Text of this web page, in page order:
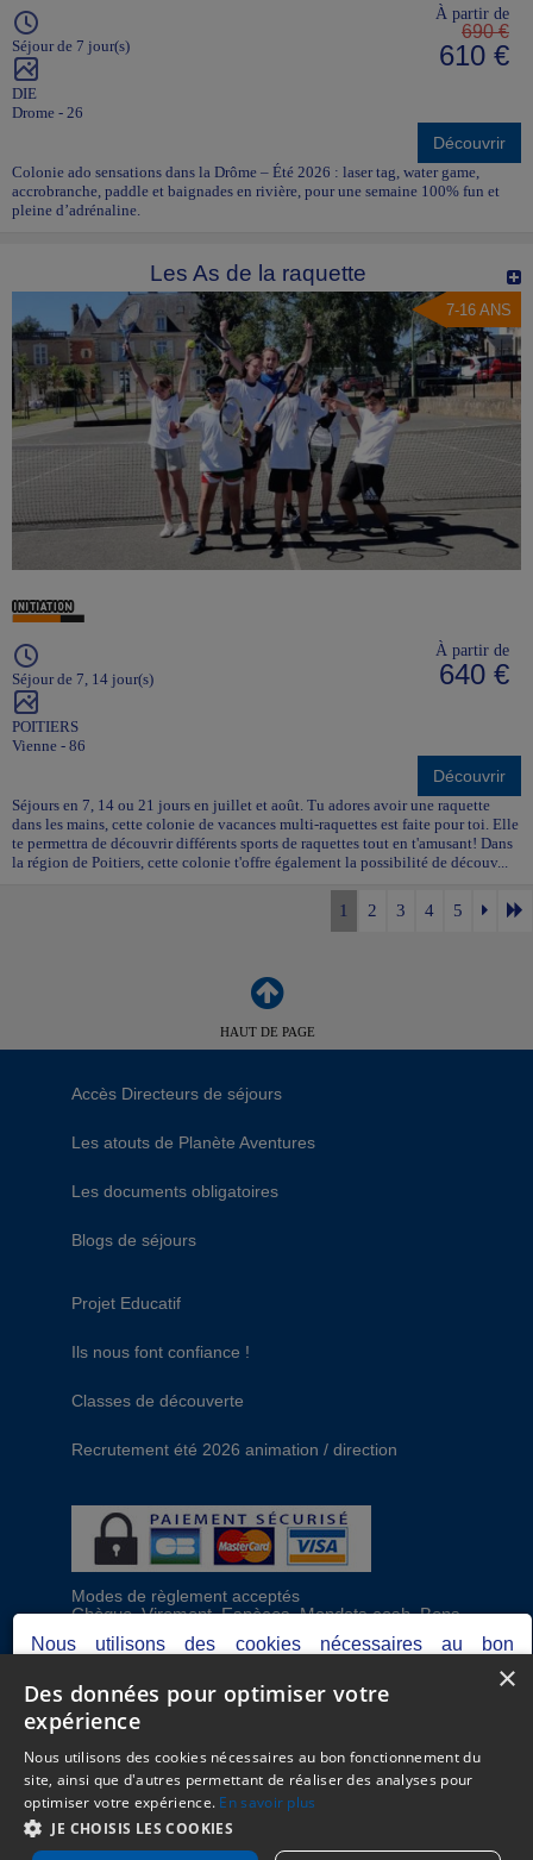
Séjour de 7 jour(s)
DIE
Drome - 26
À partir de
690 €
610 €
Découvrir
Colonie ado sensations dans la Drôme – Été 2026 : laser tag, water game,
accrobranche, paddle et baignades en rivière, pour une semaine 100% fun et
pleine d’adrénaline.
Les As de la raquette
7-16 ANS
Séjour de 7, 14 jour(s)
POITIERS
Vienne - 86
À partir de
640 €
Découvrir
Séjours en 7, 14 ou 21 jours en juillet et août. Tu adores avoir une raquette
dans les mains, cette colonie de vacances multi-raquettes est faite pour toi. Elle
te permettra de découvrir différents sports de raquettes tout en t'amusant! Dans
la région de Poitiers, cette colonie t'offre également la possibilité de découv...
1 2 3 4 5
HAUT DE PAGE
Accès Directeurs de séjours
Les atouts de Planète Aventures
Les documents obligatoires
Blogs de séjours
Projet Educatif
Ils nous font confiance !
Classes de découverte
Recrutement été 2026 animation / direction
Modes de règlement acceptés
Chèque, Virement, Espèces, Mandats cash, Bons
CAF, Conseil général, Chèques vacances, Carte
bancaire, Prise en charge reçu sans règlement,
Mentions Légales
Plan du site
Espace Professionnels
Nous contacter
Nous utilisons des cookies nécessaires au bon
fonctionnement du site, ainsi que d'autres permettant de
réaliser des analyses pour optimiser votre expérience.
Votre consentement peut être retiré à tout moment.
Consultez notre politique de protection des données
personnelles dans nosmentions légales.
Je refuse Je choisis
×
Des données pour optimiser votre
expérience
Nous utilisons des cookies nécessaires au bon fonctionnement du
site, ainsi que d'autres permettant de réaliser des analyses pour
optimiser votre expérience. En savoir plus
JE CHOISIS LES COOKIES